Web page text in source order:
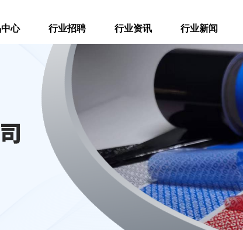
心 行业招聘 行业资讯 行业新闻